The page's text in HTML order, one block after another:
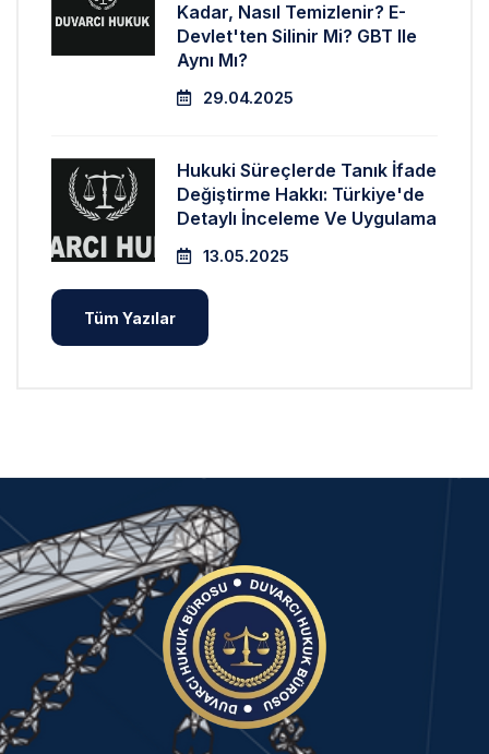
Kadar, Nasıl Temizlenir? E-
Devlet'ten Silinir Mi? GBT Ile
Aynı Mı?
29.04.2025
Hukuki Süreçlerde Tanık İfade
Değiştirme Hakkı: Türkiye'de
Detaylı İnceleme Ve Uygulama
13.05.2025
Tüm Yazılar